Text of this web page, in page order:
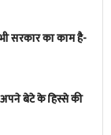
सरकार का काम है-
बेटे के हिस्से की